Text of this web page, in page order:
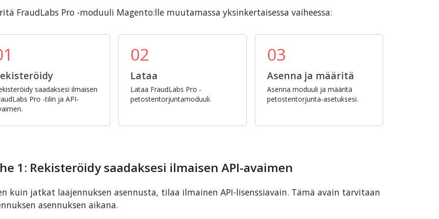
FraudLabs Pro -moduuli Magento:lle muutamassa yksinkertaisessa vaiheessa:
saadaksesi ilmaisen
Pro -tilin ja API-
02
Lataa
Lataa FraudLabs Pro -
petostentorjuntamoduuli.
03
Asenna ja määritä
Asenna moduuli ja määritä
petostentorjunta-asetuksesi.
1: Rekisteröidy saadaksesi ilmaisen API-avaimen
kuin jatkat laajennuksen asennusta, tilaa ilmainen API-lisenssiavain. Tämä avain tarvitaan
asennuksen aikana.